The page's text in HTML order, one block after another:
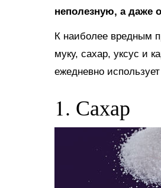
неполезную, а даже
К наиболее вредным
муку, сахар, уксус и
ежедневно
1. Сахар